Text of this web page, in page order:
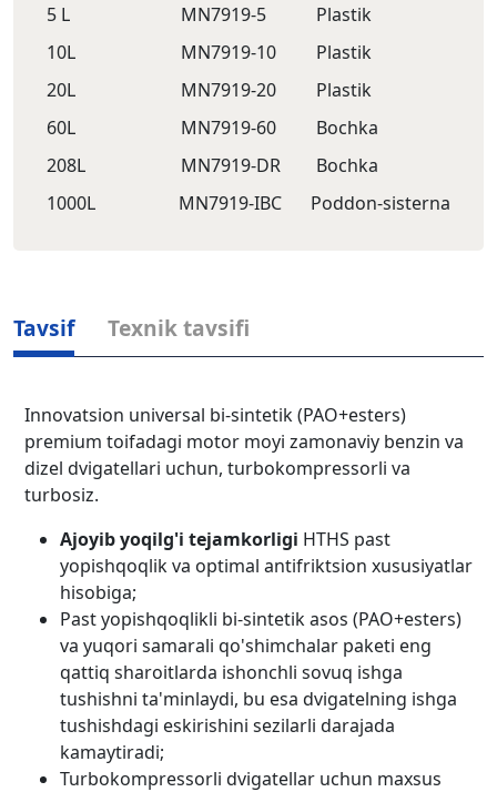
5 L
MN7919-5
Plastik
10L
MN7919-10
Plastik
20L
MN7919-20
Plastik
60L
MN7919-60
Bochka
208L
MN7919-DR
Bochka
1000L
MN7919-IBC Poddon-sisternа
Tavsif Texnik tavsifi
Innovatsion universal bi-sintetik (PAO+esters)
premium toifadagi motor moyi zamonaviy benzin va
dizel dvigatellari uchun, turbokompressorli va
turbosiz.
Ajoyib yoqilg'i tejamkorligi HTHS past
yopishqoqlik va optimal antifriktsion xususiyatlar
hisobiga;
Past yopishqoqlikli bi-sintetik asos (PAO+esters)
va yuqori samarali qo'shimchalar paketi eng
qattiq sharoitlarda ishonchli sovuq ishga
tushishni ta'minlaydi, bu esa dvigatelning ishga
tushishdagi eskirishini sezilarli darajada
kamaytiradi;
Turbokompressorli dvigatellar uchun maxsus